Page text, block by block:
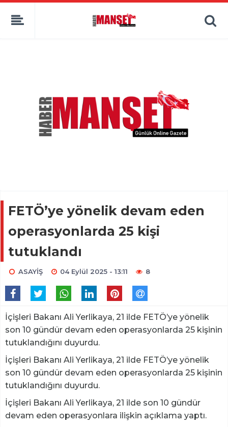
FETÖ’ye yönelik devam eden
operasyonlarda 25 kişi
tutuklandı
ASAYİŞ 04 Eylül 2025 - 13:11 8
İçişleri Bakanı Ali Yerlikaya, 21 ilde FETÖ’ye yönelik
son 10 gündür devam eden operasyonlarda 25 kişinin
tutuklandığını duyurdu.
İçişleri Bakanı Ali Yerlikaya, 21 ilde FETÖ’ye yönelik
son 10 gündür devam eden operasyonlarda 25 kişinin
tutuklandığını duyurdu.
İçişleri Bakanı Ali Yerlikaya, 21 ilde son 10 gündür
devam eden operasyonlara ilişkin açıklama yaptı.